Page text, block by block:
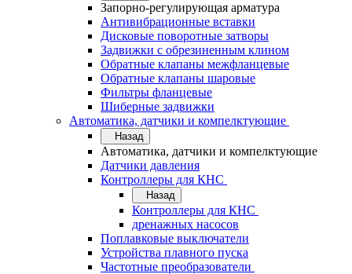
Запорно-регулирующая арматура
Антивибрационные вставки
Дисковые поворотные затворы
Задвижки с обрезиненным клином
Обратные клапаны межфланцевые
Обратные клапаны шаровые
Фильтры фланцевые
Шиберные задвижки
Автоматика, датчики и компелктующие
Назад
Автоматика, датчики и компелктующие
Датчики давления
Контроллеры для КНС
Назад
Контроллеры для КНС
дренажных насосов
Поплавковые выключатели
Устройства плавного пуска
Частотные преобразователи